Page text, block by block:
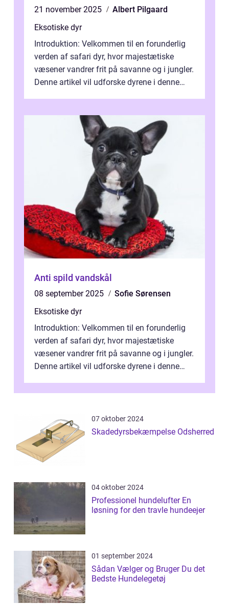
21 november 2025
Albert Pilgaard
Eksotiske dyr
Introduktion: Velkommen til en forunderlig
verden af safari dyr, hvor majestætiske
væsener vandrer frit på savanne og i jungler.
Denne artikel vil udforske dyrene i denne
Anti spild vandskål
08 september 2025
Sofie Sørensen
Eksotiske dyr
Introduktion: Velkommen til en forunderlig
verden af safari dyr, hvor majestætiske
væsener vandrer frit på savanne og i jungler.
Denne artikel vil udforske dyrene i denne
07 oktober 2024
Skadedyrsbekæmpelse Odsherred
04 oktober 2024
Professionel hundelufter En
løsning for den travle hundeejer
01 september 2024
Sådan Vælger og Bruger Du det
Bedste Hundelegetøj